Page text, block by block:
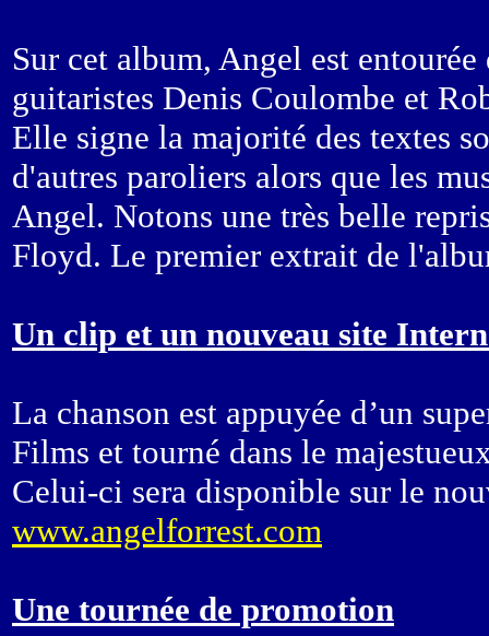
Sur cet album, Angel est
guitaristes Denis Coulombe et
Elle signe la majorité des textes
d'autres paroliers alors que les
Angel. Notons une très belle
Floyd. Le premier extrait de
Un clip et un nouveau site
La chanson est appuyée d’un
Films et tourné dans le
Celui-ci sera disponible sur le
www.angelforrest.com
Une tournée de promotion